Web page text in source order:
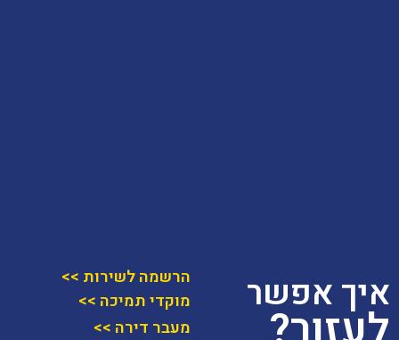
איך אפשר
הרשמה לשירות >>
מוקדי תמיכה >>
מעבר דירה >>